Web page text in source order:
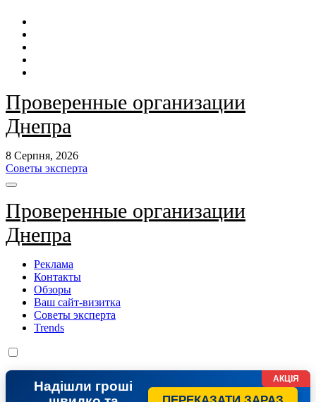
Перейти
контенту
Проверенные организации
Днепра
8 Серпня, 2026
Советы эксперта
Проверенные организации
Днепра
Реклама
Контакты
Обзоры
Ваш сайт-визитка
Советы эксперта
Trends
Надішли гроші
АКЦІЯ